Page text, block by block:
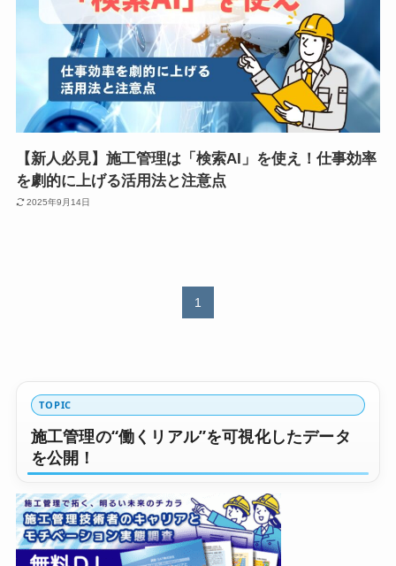
【新人必見】施工管理は「検索AI」を使え！仕事効率
を劇的に上げる活用法と注意点
2025年9月14日
1
TOPIC
施工管理の“働くリアル”を可視化したデータ
を公開！